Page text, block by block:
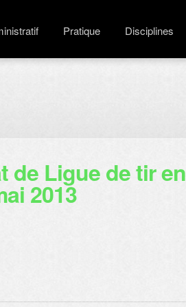
Pratique Disciplines
de Ligue de tir en
2013